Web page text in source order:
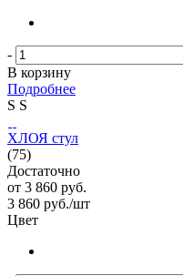
-
В корзину
Подробнее
S S
ХЛОЯ стул
(75)
Достаточно
от 3 860 руб.
3 860 руб./шт
Цвет